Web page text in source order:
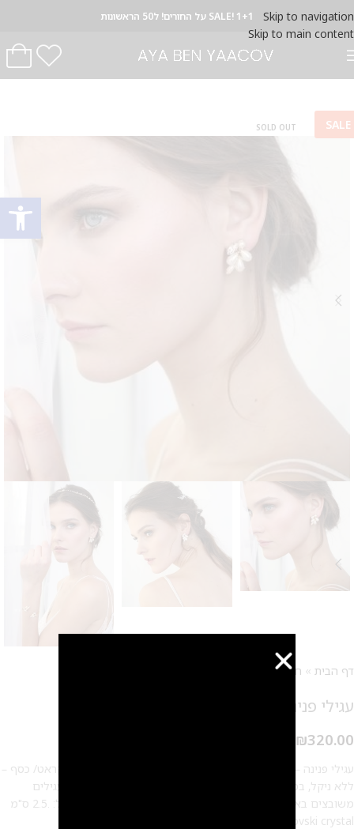
פתח
Skip to navigation
Skip to main content
SALE! 1+1 על החורים! ל50 הראשונות
SOLD OUT SALE
דף הבית » חנות»
עגילי פנינה – ליאן
₪320.00
עגילי פנינה – ליאן, המראה האוסקרי העגילים מצופים בזהב 14 קראט/ כסף –
ללא ניקל, במיוחד לבנות שסובלות מאלרגיה ורגישות באזניים. העגילים
משובצים באבנים מבית Swarovski ובפנינים אקריליות אורך עגיל: .2.5 ס"מ
Swarovski crystal